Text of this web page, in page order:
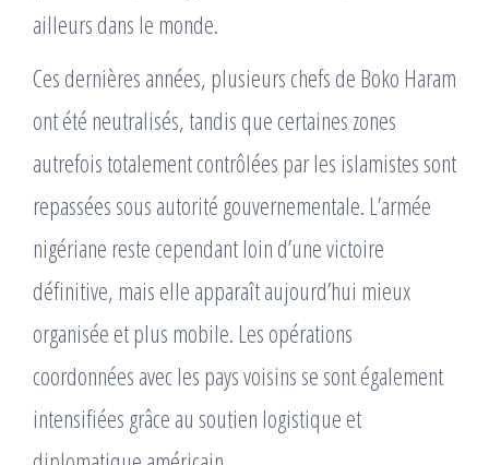
ailleurs dans le monde.
Ces dernières années, plusieurs chefs de Boko Haram
ont été neutralisés, tandis que certaines zones
autrefois totalement contrôlées par les islamistes sont
repassées sous autorité gouvernementale. L’armée
nigériane reste cependant loin d’une victoire
définitive, mais elle apparaît aujourd’hui mieux
organisée et plus mobile. Les opérations
coordonnées avec les pays voisins se sont également
intensifiées grâce au soutien logistique et